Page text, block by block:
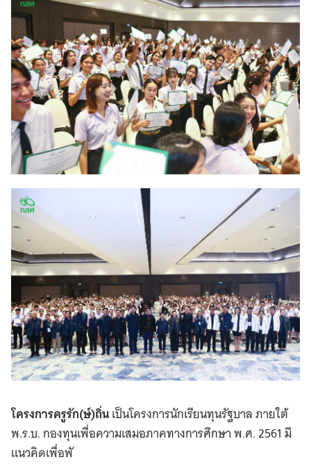
โครงการครูรัก(ษ์)ถิ่นเป็นโครงการนักเรียนทุนรัฐบาล ภายใต้
พ.ร.บ. กองทุนเพื่อความเสมอภาคทางการศึกษา พ.ศ. 2561 มี
แนวคิดเพื่อพั